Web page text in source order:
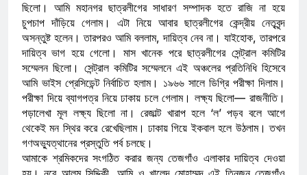
ছিলো। আমি মহানগর ছাত্রলীগের সাধারণ সম্পাদক হতে রাজি না হয়ে
চুপচাপ দাঁড়িয়ে গেলাম। এটা নিয়ে আবার ছাত্রলীগের কেন্দ্রীয় নেতৃবৃন্দ
অসন্তুষ্ট হলেন। তারপরও আমি বললাম, দায়িত্ব নেব না। যাইহোক, তারপরে
দায়িত্ব ভাগ হয়ে গেলো। মাস খানেক পরে ছাত্রলীগের সেন্ট্রাল কমিটির
সম্মেলন ছিলো। সেন্ট্রাল কমিটির সম্মেলনে এই অঞ্চলের প্রতিনিধি হিসেবে
আমি ভাইস প্রেসিডেন্ট নির্বাচিত হলাম। ১৯৬৬ সালে ডিগ্রি পরীক্ষা দিলাম।
পরীক্ষা দিয়ে ব্যাগপত্র নিয়ে ঢাকায় চলে গেলাম। লক্ষ্য ছিলো— রাজনীতি।
পড়ালেখা মূল লক্ষ্য ছিলো না। রেজাল্ট খারাপ হলে ‘ল’ পড়ব বলে আগে
থেকেই মন স্থির করে রেখেছিলাম। ঢাকায় গিয়ে ইকবাল হলে উঠলাম। তখন
গণঅভ্যুত্থানের প্রস্তুতি পর্ব চলছে।
আমাকে শ্রমিকদের সংগঠিত করার জন্য তেজগাঁও এলাকার দায়িত্ব দেওয়া